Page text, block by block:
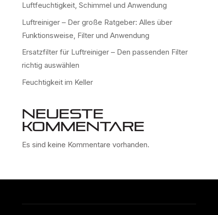
Luftfeuchtigkeit, Schimmel und Anwendung
Luftreiniger – Der große Ratgeber: Alles über
Funktionsweise, Filter und Anwendung
Ersatzfilter für Luftreiniger – Den passenden Filter
richtig auswählen
Feuchtigkeit im Keller
Neueste
Kommentare
Es sind keine Kommentare vorhanden.